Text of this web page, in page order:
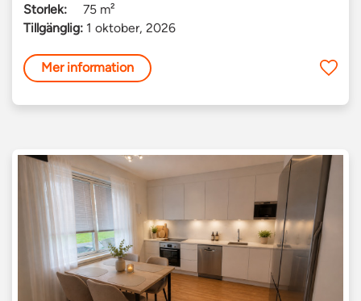
Storlek:
75 m²
Tillgänglig: 1 oktober, 2026
Mer information